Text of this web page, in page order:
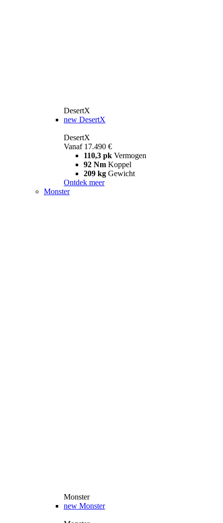
DesertX
new DesertX
DesertX
Vanaf 17.490 €
110,3 pk Vermogen
92 Nm Koppel
209 kg Gewicht
Ontdek meer
Monster
Monster
new Monster